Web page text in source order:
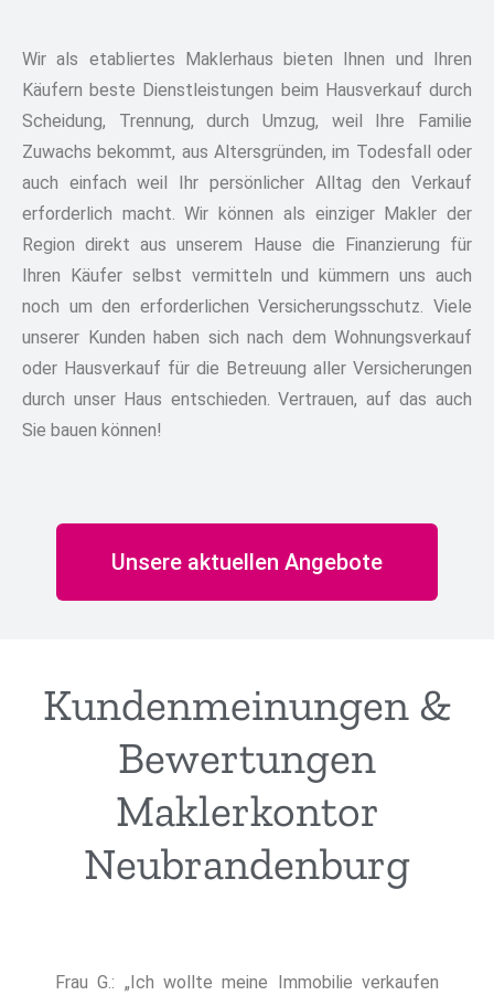
Wir als etabliertes Maklerhaus bieten Ihnen und Ihren
Käufern beste Dienstleistungen beim Hausverkauf durch
Scheidung, Trennung, durch Umzug, weil Ihre Familie
Zuwachs bekommt, aus Altersgründen, im Todesfall oder
auch einfach weil Ihr persönlicher Alltag den Verkauf
erforderlich macht. Wir können als einziger Makler der
Region direkt aus unserem Hause die Finanzierung für
Ihren Käufer selbst vermitteln und kümmern uns auch
noch um den erforderlichen Versicherungsschutz. Viele
unserer Kunden haben sich nach dem Wohnungsverkauf
oder Hausverkauf für die Betreuung aller Versicherungen
durch unser Haus entschieden. Vertrauen, auf das auch
Sie bauen können!
Unsere aktuellen Angebote
Kundenmeinungen &
Bewertungen
Maklerkontor
Neubrandenburg
Frau G.: „Ich wollte meine Immobilie verkaufen